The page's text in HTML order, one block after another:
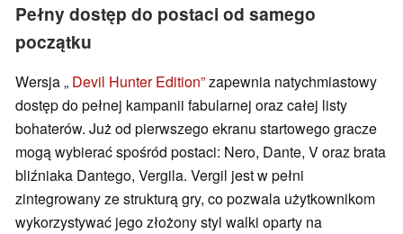
Pełny dostęp do postaci od samego
początku
Wersja „ Devil Hunter Edition”zapewnia natychmiastowy
dostęp do pełnej kampanii fabularnej oraz całej listy
bohaterów. Już od pierwszego ekranu startowego gracze
mogą wybierać spośród postaci: Nero, Dante, V oraz brata
bliźniaka Dantego, Vergila. Vergil jest w pełni
zintegrowany ze strukturą gry, co pozwala użytkownikom
wykorzystywać jego złożony styl walki oparty na